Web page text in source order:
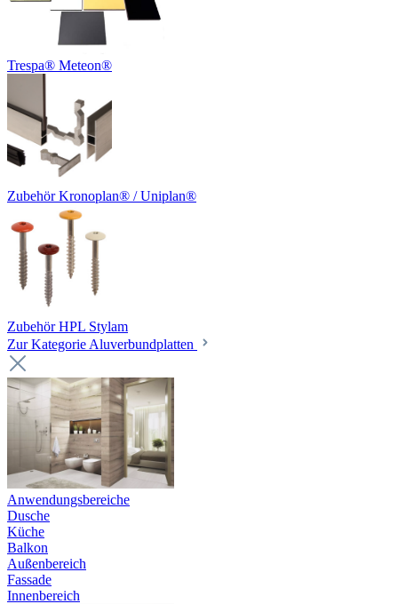
Trespa® Meteon®
Zubehör Kronoplan® / Uniplan®
Zubehör HPL Stylam
Zur Kategorie Aluverbundplatten
Anwendungsbereiche
Dusche
Küche
Balkon
Außenbereich
Fassade
Innenbereich